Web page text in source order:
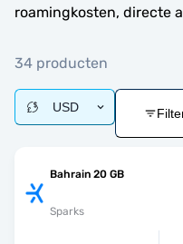
roamingkosten, directe
34 producten
USD
Bahrain 20 GB
Sparks